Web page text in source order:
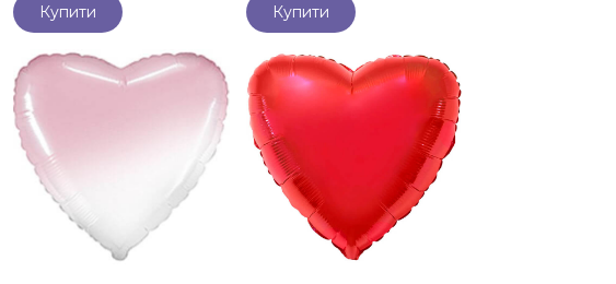
Купити Купити